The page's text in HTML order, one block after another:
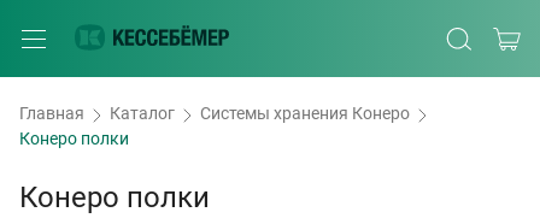
Главная Каталог
Системы хранения Конеро
Конеро полки
Конеро полки